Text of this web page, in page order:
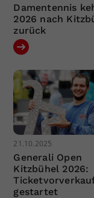
Damentennis
2026 nach
zurück
21.10.2025
Generali Open
Kitzbühel 2026:
gestartet